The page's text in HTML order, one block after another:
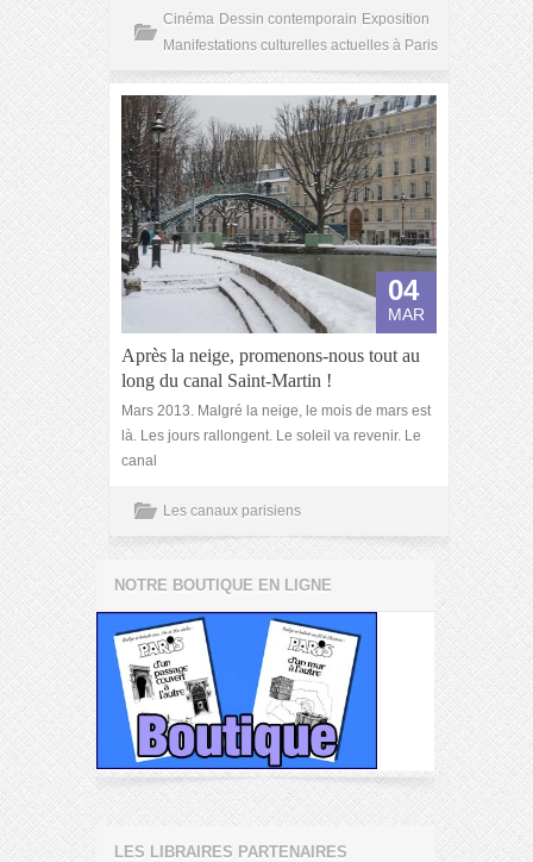
Cinéma Dessin contemporain Exposition
Manifestations culturelles actuelles à Paris
04
MAR
Après la neige, promenons-nous tout au
long du canal Saint-Martin !
Mars 2013. Malgré la neige, le mois de mars est
là. Les jours rallongent. Le soleil va revenir. Le
canal
Les canaux parisiens
NOTRE BOUTIQUE EN LIGNE
LES LIBRAIRES PARTENAIRES